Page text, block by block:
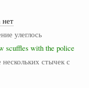
нет
улеглось
scuffles with the police
стычек с